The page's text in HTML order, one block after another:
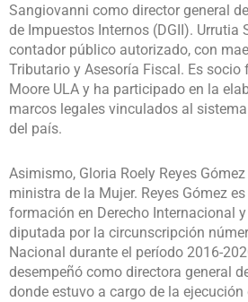
Sangiovanni como director general
de Impuestos Internos (DGII). Urrutia
contador público autorizado, con
Tributario y Asesoría Fiscal. Es
Moore ULA y ha participado en la
marcos legales vinculados al
del país.
Asimismo, Gloria Roely Reyes
ministra de la Mujer. Reyes Gómez
formación en Derecho Internacional
diputada por la circunscripción
Nacional durante el período 2016-
desempeñó como directora general
donde estuvo a cargo de la